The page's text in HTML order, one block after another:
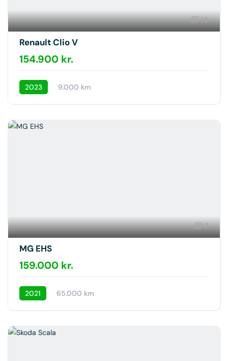
15
Renault Clio V
154.900 kr.
2023 9.000 km
7
MG EHS
159.000 kr.
2021 65.000 km